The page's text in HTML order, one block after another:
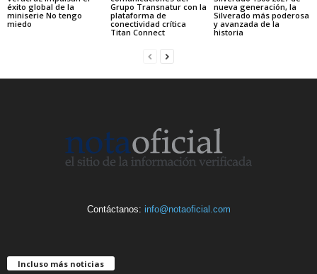
éxito global de la
miniserie No tengo
miedo
Grupo Transnatur con la
plataforma de
conectividad crítica
Titan Connect
nueva generación, la
Silverado más poderosa
y avanzada de la
historia
Contáctanos: info@notaoficial.com
Incluso más noticias